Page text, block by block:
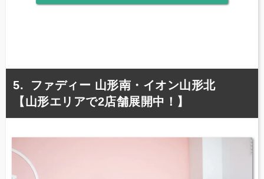
ファディー 山形南・イオン山形北
【山形エリアで2店舗展開中！】